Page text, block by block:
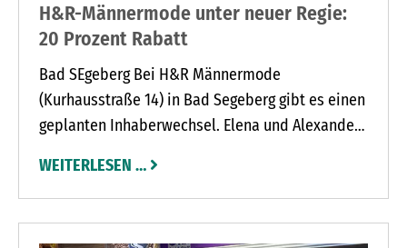
H&R-Männermode unter neuer Regie:
20 Prozent Rabatt
Bad SEgeberg Bei H&R Männermode
(Kurhausstraße 14) in Bad Segeberg gibt es einen
geplanten Inhaberwechsel. Elena und Alexander
Bekleidungsbranche, übernehmen die Regie des
Herrenausstatters offiziell zum 1. Juli.
WEITERLESEN …